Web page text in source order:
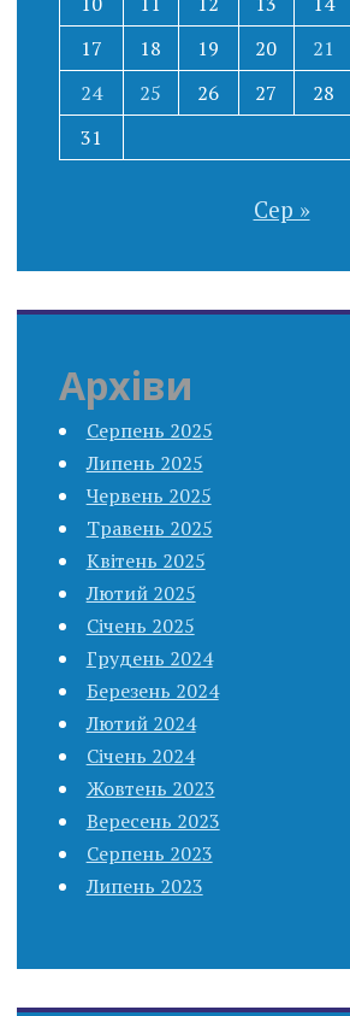
17
18 19 20 21
24
25 26 27 28
31
Сер »
Архіви
Серпень 2025
Липень 2025
Червень 2025
Травень 2025
Квітень 2025
Лютий 2025
Січень 2025
Грудень 2024
Березень 2024
Лютий 2024
Січень 2024
Жовтень 2023
Вересень 2023
Серпень 2023
Липень 2023